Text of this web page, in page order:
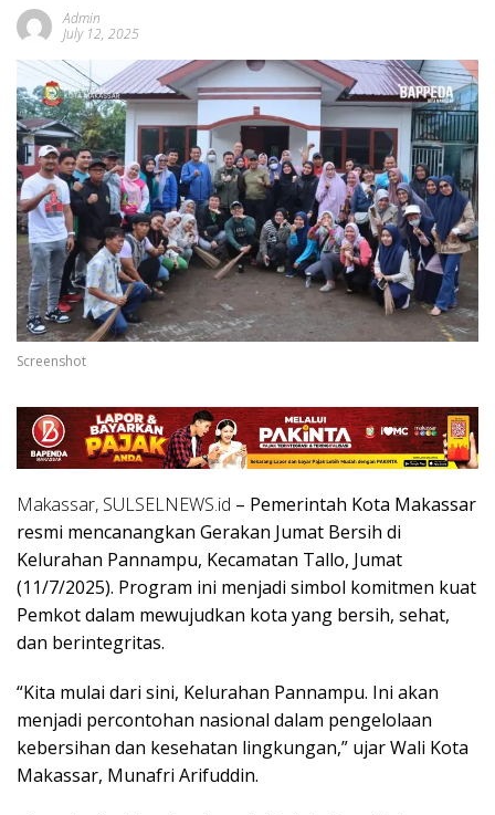
Admin
July 12, 2025
Screenshot
Makassar, SULSELNEWS.id – Pemerintah Kota Makassar
resmi mencanangkan Gerakan Jumat Bersih di
Kelurahan Pannampu, Kecamatan Tallo, Jumat
(11/7/2025). Program ini menjadi simbol komitmen kuat
Pemkot dalam mewujudkan kota yang bersih, sehat,
dan berintegritas.
“Kita mulai dari sini, Kelurahan Pannampu. Ini akan
menjadi percontohan nasional dalam pengelolaan
kebersihan dan kesehatan lingkungan,” ujar Wali Kota
Makassar, Munafri Arifuddin.